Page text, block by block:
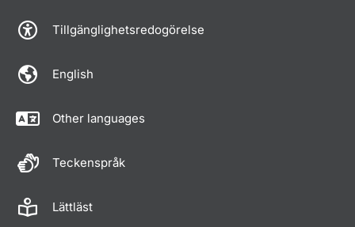
Tillgänglighetsredogörelse
English
Other languages
Teckenspråk
Lättläst